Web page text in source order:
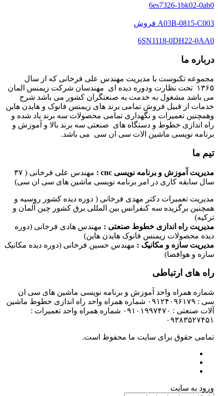
6es7326-1bk02-0ab0
A03B-0815-C003 فروش
6SN1118-0DH22-0AA0
درباره ما
مجموعه تکنوست با مدیریت مهندس علی فرخانی که از سال
۱۳۶۵ تحت نظارت ودوره دیده ای مهندسان شرکت زیمنس المان
می باشد مشغول به خدمت به صنعتگران کشور می باشد شرح
خدمات از قبیل فروش تمامی برند های زیمنس فانوک و هایدن هاین
وهمچنین تعمیرات و نگهداری تمامی محصولات سه برند یاد شده و
راه اندازی خطوط و دستگاه های صنعتی سه برند بالا و آموزش و
برنامه نویسی ماشین الات سی ان سی می باشد.
تیم ما
مدیریت آموزش و برنامه نویسی cnc :
مهندس علی فرخانی ( ۳۷
سال سابقه کاری در امر برنامه نویسی ماشین های سی ان سی)
مدیریت تعمیرات دکتر مهدی فرخانی ( دوره دیده کشور روسیه و
همچنین برگزیده سه کنفرانس بین المللی برق کشور چین آلمان و
ترکیه)
مدیریت راه اندازی خطوط صنعتی : مهندس هادی فرخانی (دوره
دیده محصولات زیمنس فانوک هایدن هاین)
مدیریت سازه و مکانیک : مهندس حسین فرخانی (دوره دیده مکانیک
سازه و هوافضا)
راه های ارتباطی
شماره همراه واحد آموزش و برنامه نویسی ماشین های سی ان
سی : ۰۹۱۲۴۰۹۶۱۷۹ شماره همراه واحد راه اندازی خطوط ماشین
آلات صنعتی : ۰۹۱۰۱۹۹۷۴۷۰ شماره همراه واحد تعمیرات :
۰۹۳۸۳۵۲۷۴۵۱
تمامی حقوق برای سایت ما محفوظ است.
ورود به سایت